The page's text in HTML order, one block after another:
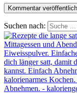
Suchen nach: